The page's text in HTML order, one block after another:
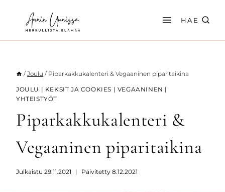
sisältöön
HAE
/ Joulu / Piparkakkukalenteri & Vegaaninen piparitaikina
JOULU | KEKSIT JA COOKIES | VEGAANINEN |
YHTEISTYÖT
Piparkakkukalenteri &
Vegaaninen piparitaikina
Julkaistu 29.11.2021 Päivitetty 8.12.2021